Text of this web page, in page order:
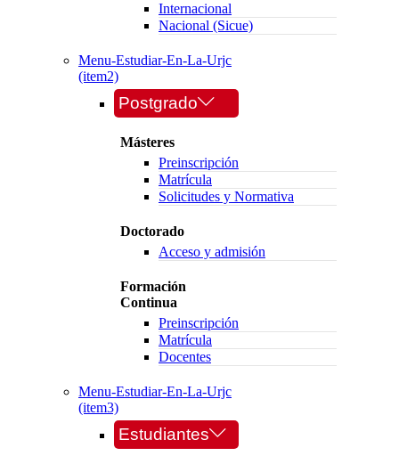
Internacional
Nacional (Sicue)
Menu-Estudiar-En-La-Urjc
(item2)
Postgrado
Másteres
Preinscripción
Matrícula
Solicitudes y Normativa
Doctorado
Acceso y admisión
Formación
Continua
Preinscripción
Matrícula
Docentes
Menu-Estudiar-En-La-Urjc
(item3)
Estudiantes